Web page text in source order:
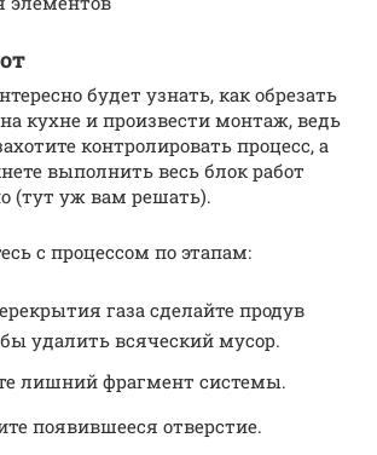
будет узнать, как обрезать
кухне и произвести монтаж, ведь
контролировать процесс, а
выполнить весь блок работ
(тут уж вам решать).
с процессом по этапам:
газа сделайте продув
удалить всяческий мусор.
лишний фрагмент системы.
появившееся отверстие.